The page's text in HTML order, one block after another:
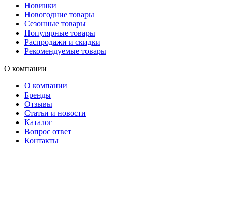
Новинки
Новогодние товары
Сезонные товары
Популярные товары
Распродажи и скидки
Рекомендуемые товары
О компании
О компании
Бренды
Отзывы
Статьи и новости
Каталог
Вопрос ответ
Контакты